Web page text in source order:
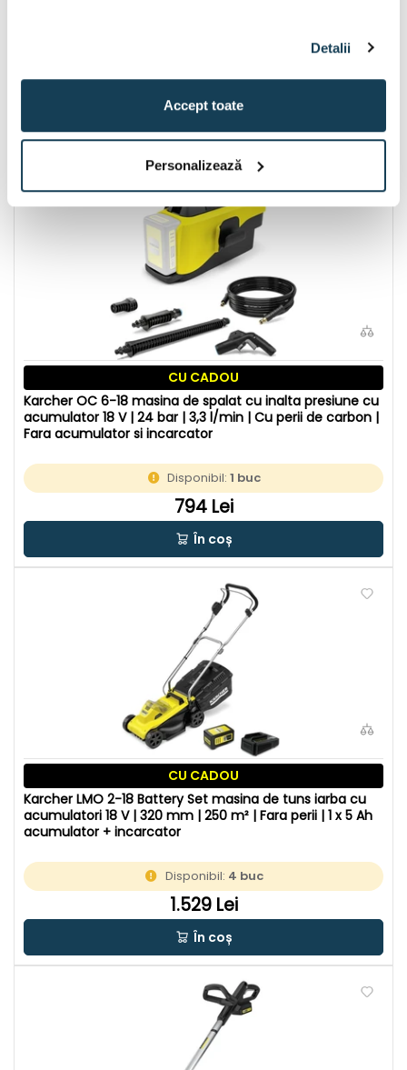
Detalii
Accept toate
Personalizează
Disponibil:1 buc
1.206 Lei
În coș
CU CADOU
Karcher OC 6-18 masina de spalat cu inalta presiune cu
acumulator 18 V | 24 bar | 3,3 l/min | Cu perii de carbon |
Fara acumulator si incarcator
Disponibil:1 buc
794 Lei
În coș
CU CADOU
Karcher LMO 2-18 Battery Set masina de tuns iarba cu
acumulatori 18 V | 320 mm | 250 m² | Fara perii | 1 x 5 Ah
acumulator + incarcator
Disponibil: 4 buc
1.529 Lei
În coș